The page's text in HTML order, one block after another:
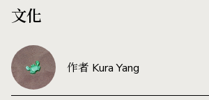
文化
作者 Kura Yang